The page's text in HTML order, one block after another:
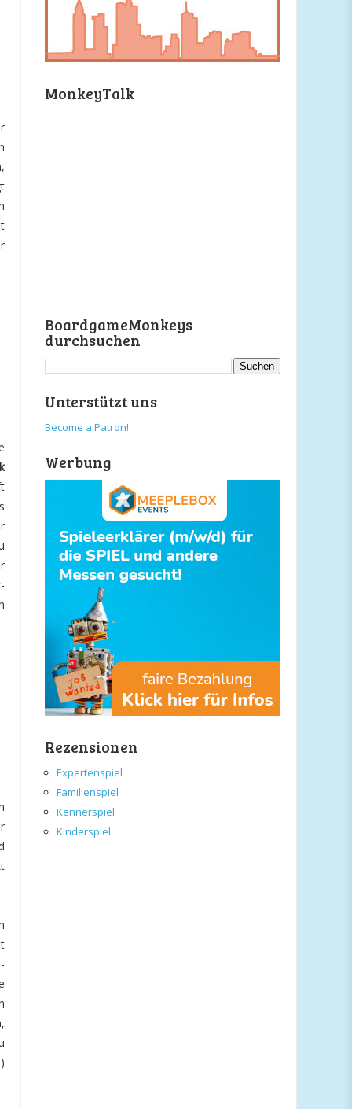
MonkeyTalk
BoardgameMonkeys
durchsuchen
Unterstützt uns
Become a Patron!
Werbung
Rezensionen
Expertenspiel
Familienspiel
Kennerspiel
Kinderspiel